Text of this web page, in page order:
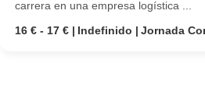
carrera en una empresa logística ...
16 € - 17 €
Indefinido Jornada